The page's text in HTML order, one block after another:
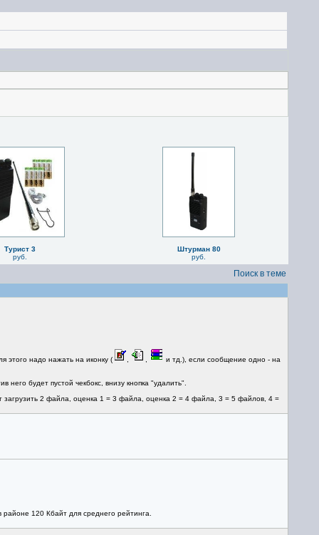
Турист 3
руб.
Штурман 80
руб.
Поиск в теме
этого надо нажать на иконку (
и тд.), если сообщение одно - на
будет пустой чекбокс, внизу кнопка "удалить".
загрузить 2 файла, оценка 1 = 3 файла, оценка 2 = 4 файла, 3 = 5 файлов, 4 =
120 Кбайт для среднего рейтинга.